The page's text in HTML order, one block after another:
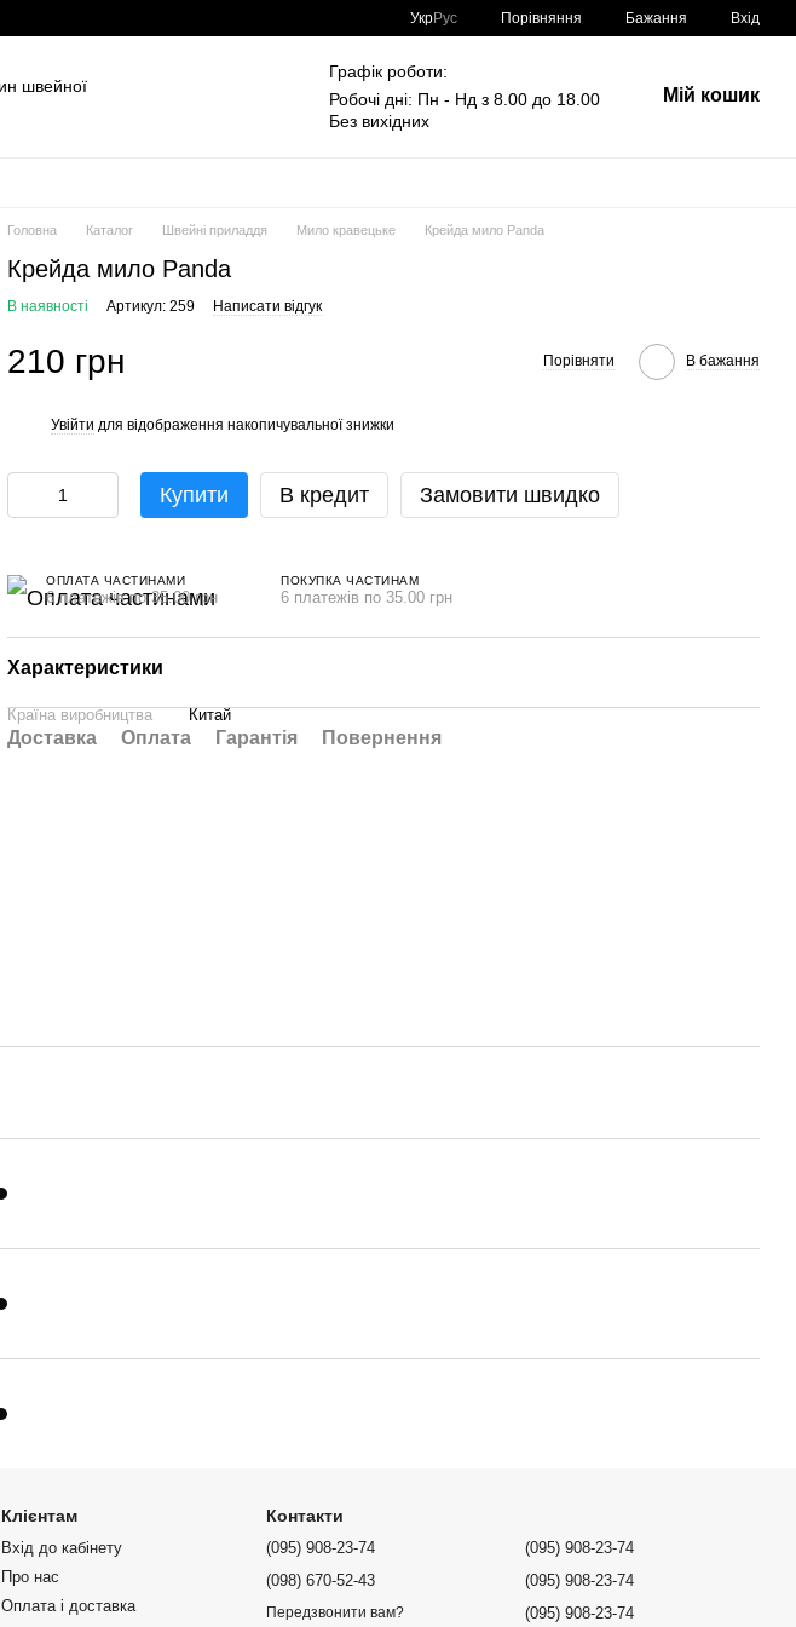
УкрРус Порівняння Бажання Вхід
Графік роботи:
Робочі дні: Пн - Нд з 8.00 до 18.00
Без вихідних
Мій кошик
Головна Каталог Швейні приладдя Мило кравецьке Крейда мило Panda
Крейда мило Panda
В наявності Артикул: 259 Написати відгук
210 грн Порівняти В бажання
Увійти для відображення накопичувальної знижки
Купити В кредит Замовити швидко
ОПЛАТА ЧАСТИНАМИ
6 платежів по 35.00 грн
ПОКУПКА ЧАСТИНАМ
6 платежів по 35.00 грн
Характеристики
Країна виробництва Китай
Доставка Оплата Гарантія Повернення
Клієнтам
Вхід до кабінету
Про нас
Оплата і доставка
Контакти
(095) 908-23-74
(098) 670-52-43
Передзвонити вам?
(095) 908-23-74
(095) 908-23-74
(095) 908-23-74